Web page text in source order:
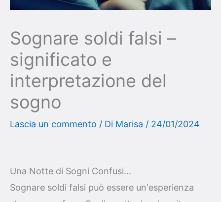
Sognare soldi falsi –
significato e
interpretazione del
sogno
Lascia un commento / Di Marisa / 24/01/2024
Una Notte di Sogni Confusi...
Sognare soldi falsi può essere un'esperienza